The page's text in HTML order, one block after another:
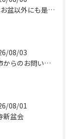
8月はお盆以外にも是非ご供養の気持ちを！
08/03
流山市からのお問い合わせが急増中です、かなり悪質な業者さんとお寺さんらしいです
08/01
新盆会